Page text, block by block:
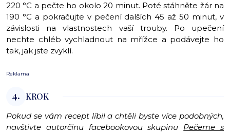
220 °C a pečte ho okolo 20 minut. Poté stáhněte žár na
190 °C a pokračujte v pečení dalších 45 až 50 minut, v
závislosti na vlastnostech vaší trouby. Po upečení
nechte chléb vychladnout na mřížce a podávejte ho
tak, jak jste zvyklí.
Reklama
4. KROK
Pokud se vám recept líbil a chtěli byste více podobných,
navštivte autorčinu facebookovou skupinu Pečeme s